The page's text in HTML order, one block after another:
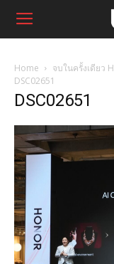
Home
จบในครั้งเดียว
DSC02651
DSC02651